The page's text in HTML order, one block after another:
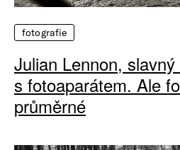
fotografie
Julian Lennon,
s fotoaparátem. Ale
průměrné